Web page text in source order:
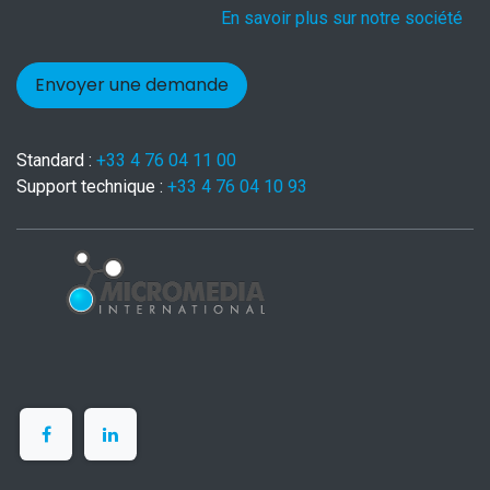
En savoir plus sur notre société
Envoyer une demande
Standard : +33 4 76 04 11 00
Support technique : +33 4 76 04 10 93